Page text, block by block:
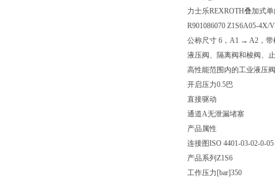
力士乐REXROTH叠加式
R901086070 Z1S6A05-4X/V
公称尺寸 6，A1 → A2，带
液压阀、隔离阀和梭阀、
高性能范围内的工业液压
开启压力0.5巴
直接驱动
通道A无泄漏堵塞
产品属性
连接图ISO 4401-03-02-0-05
产品系列 Z1S6
工作压力[bar]350